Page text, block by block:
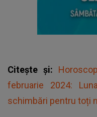
Citește și:
februarie 2024:
schimbări pentru toți